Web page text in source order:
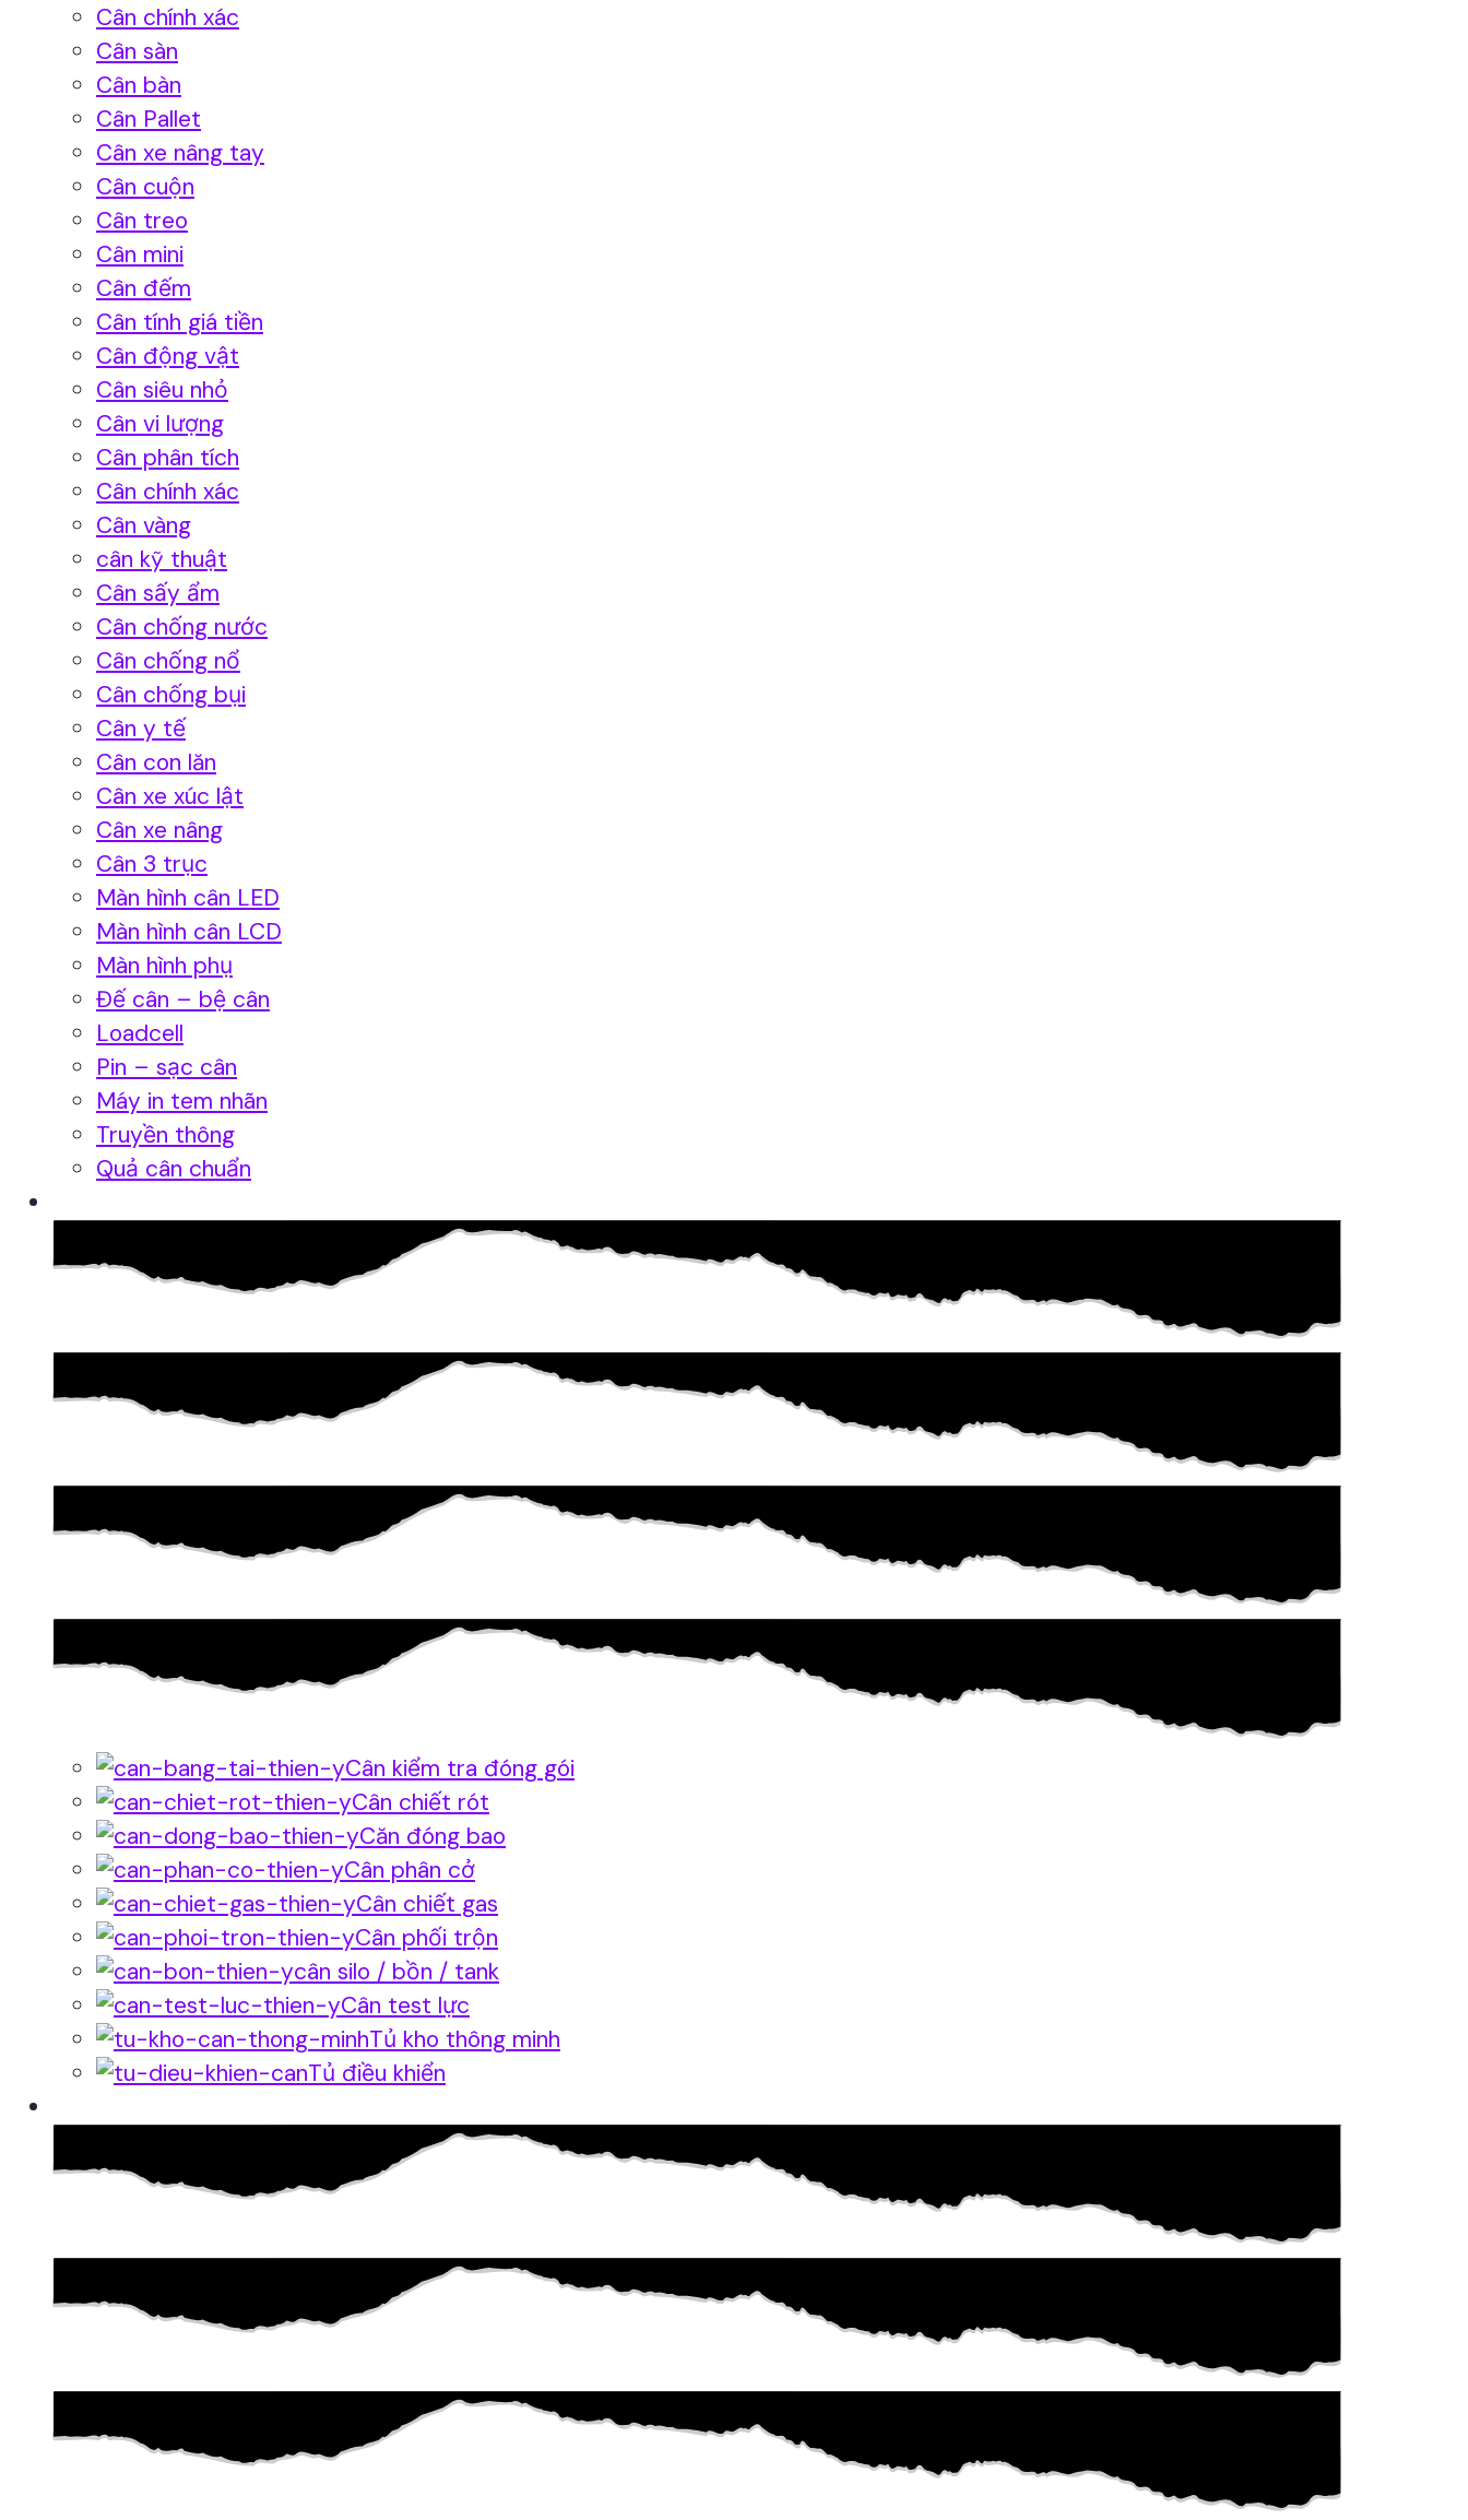
Cân chính xác
Cân sàn
Cân bàn
Cân Pallet
Cân xe nâng tay
Cân cuộn
Cân treo
Cân mini
Cân đếm
Cân tính giá tiền
Cân động vật
Cân siêu nhỏ
Cân vi lượng
Cân phân tích
Cân chính xác
Cân vàng
cân kỹ thuật
Cân sấy ẩm
Cân chống nước
Cân chống nổ
Cân chống bụi
Cân y tế
Cân con lăn
Cân xe xúc lật
Cân xe nâng
Cân 3 trục
Màn hình cân LED
Màn hình cân LCD
Màn hình phụ
Đế cân – bệ cân
Loadcell
Pin – sạc cân
Máy in tem nhãn
Truyền thông
Quả cân chuẩn
Cân kiểm tra đóng gói
Cân chiết rót
Căn đóng bao
Cân phân cở
Cân chiết gas
Cân phối trộn
cân silo / bồn / tank
Cân test lực
Tủ kho thông minh
Tủ điều khiển